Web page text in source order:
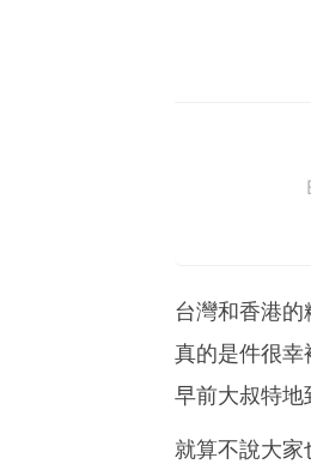
台灣和香港
真的是件很幸
早前大叔特地
就算不說大家